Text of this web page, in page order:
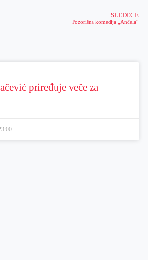
SLEDEĆE
Pozorišna komedija „Anđela“
priređuje veče za